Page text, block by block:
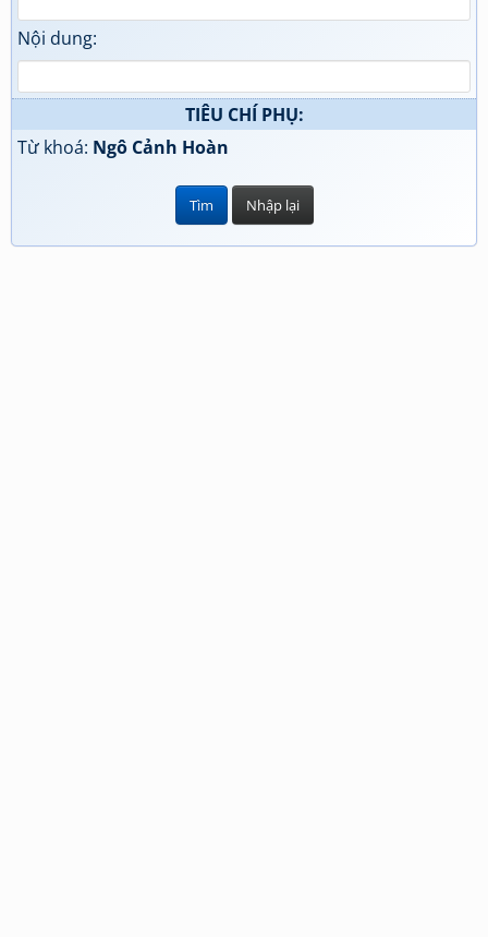
Nội dung:
TIÊU CHÍ PHỤ:
Từ khoá: Ngô Cảnh Hoàn